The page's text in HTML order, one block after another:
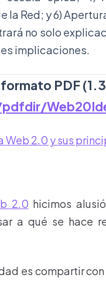
la Red; y 6)
no solo
implicaciones.
PDF
Web 2.0 y sus
2.0 hicimos
a qué se hace
es compartir